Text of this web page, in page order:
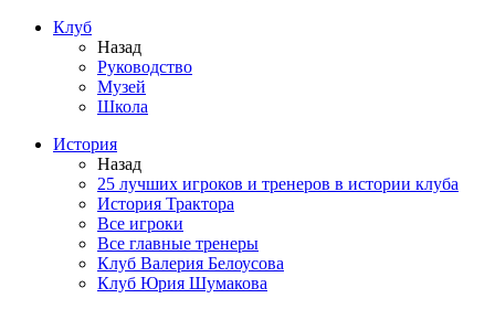
Клуб
Назад
Руководство
Музей
Школа
История
Назад
25 лучших игроков и тренеров в истории клуба
История Трактора
Все игроки
Все главные тренеры
Клуб Валерия Белоусова
Клуб Юрия Шумакова